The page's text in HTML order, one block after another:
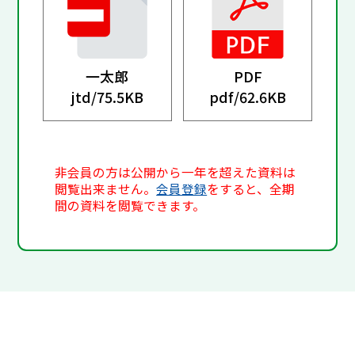
一太郎
jtd/75.5KB
PDF
pdf/62.6KB
非会員の方は公開から一年を超えた資料は
閲覧出来ません。会員登録をすると、全期
間の資料を閲覧できます。